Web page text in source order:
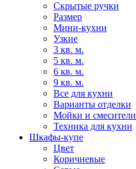
Скрытые ручки
Размер
Мини-кухни
Узкие
3 кв. м.
5 кв. м.
6 кв. м.
9 кв. м.
Все для кухни
Варианты отделки
Мойки и смесители
Техника для кухни
Шкафы-купе
Цвет
Коричневые